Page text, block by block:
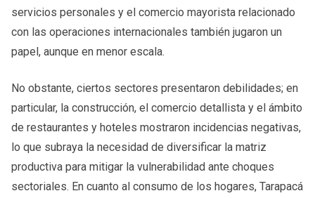
servicios personales y el comercio mayorista relacionado
con las operaciones internacionales también jugaron un
papel, aunque en menor escala.
No obstante, ciertos sectores presentaron debilidades; en
particular, la construcción, el comercio detallista y el ámbito
de restaurantes y hoteles mostraron incidencias negativas,
lo que subraya la necesidad de diversificar la matriz
productiva para mitigar la vulnerabilidad ante choques
sectoriales. En cuanto al consumo de los hogares, Tarapacá